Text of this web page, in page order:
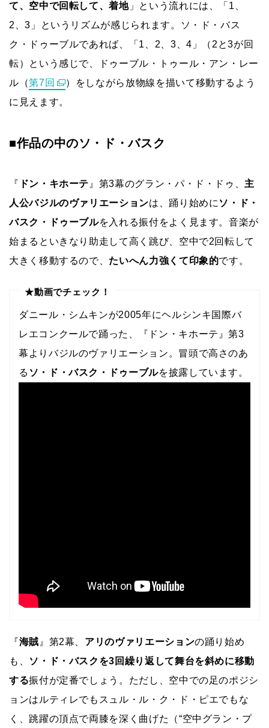
て、空中で回転して、着地」という流れには、「1、
2、3」というリズムが感じられます。ソ・ド・バス
ク・ドゥーブルであれば、「1、2、3、4」（2と3が回
転）という感じで、ドゥーブル・トゥール・アン・レー
ル（第7回
）をしながら放物線を描いて移動するよう
に見えます。
■作品の中のソ・ド・バスク
『 ドン・キホーテ 』第3幕のグラン・パ・ド・ドゥ、 主
人公バジルのヴァリエーションは、踊り始めに ソ・ド・
バスク・ドゥーブルを入れる振付をよく見ます。音楽が
始まるといきなり助走して高く跳び、空中で2回転して
大きく移動するので、 たいへん力強くて印象的です。
★動画でチェック！
ダニール・シムキンが2005年にヘルシンキ国際バ
レエコンクールで踊った、『ドン・キホーテ』第3
幕よりバジルのヴァリエーション。冒頭で高さのあ
る ソ・ド・バスク・ドゥーブルを披露しています。
『海賊 』第2幕、 アリのヴァリエーションの踊り始め
も、
ソ・ド・バスクを3回繰り返して舞台を斜めに移動
する振付が定番でしょう。ただし、空中での足のポジシ
ョンはルティレでもスュル・ル・ク・ド・ピエでもな
く、跳躍の頂点で両膝を深く曲げた（“空中グラン・プ